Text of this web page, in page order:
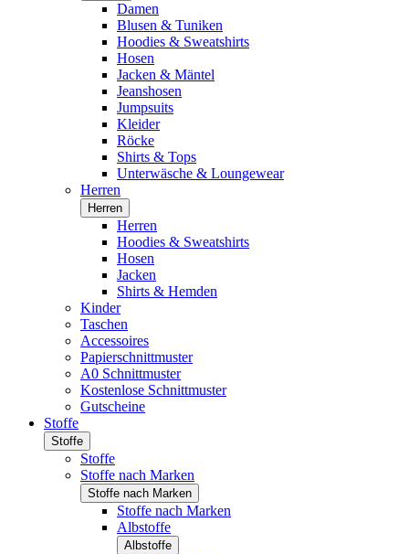
Damen
Blusen & Tuniken
Hoodies & Sweatshirts
Hosen
Jacken & Mäntel
Jeanshosen
Jumpsuits
Kleider
Röcke
Shirts & Tops
Unterwäsche & Loungewear
Herren
Herren
Herren
Hoodies & Sweatshirts
Hosen
Jacken
Shirts & Hemden
Kinder
Taschen
Accessoires
Papierschnittmuster
A0 Schnittmuster
Kostenlose Schnittmuster
Gutscheine
Stoffe
Stoffe
Stoffe
Stoffe nach Marken
Stoffe nach Marken
Stoffe nach Marken
Albstoffe
Albstoffe